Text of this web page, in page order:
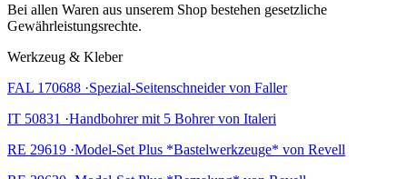
Bei allen Waren aus unserem Shop bestehen gesetzliche
Gewährleistungsrechte.
Werkzeug & Kleber
FAL 170688 ·Spezial-Seitenschneider von Faller
IT 50831 ·Handbohrer mit 5 Bohrer von Italeri
RE 29619 ·Model-Set Plus *Bastelwerkzeuge* von Revell